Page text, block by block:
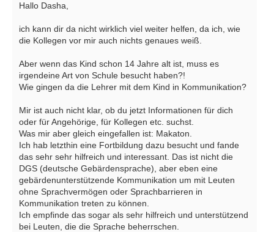
Hallo Dasha,
ich kann dir da nicht wirklich viel weiter helfen, da ich, wie
die Kollegen vor mir auch nichts genaues weiß.
Aber wenn das Kind schon 14 Jahre alt ist, muss es
irgendeine Art von Schule besucht haben?!
Wie gingen da die Lehrer mit dem Kind in Kommunikation?
Mir ist auch nicht klar, ob du jetzt Informationen für dich
oder für Angehörige, für Kollegen etc. suchst.
Was mir aber gleich eingefallen ist: Makaton.
Ich hab letzthin eine Fortbildung dazu besucht und fande
das sehr sehr hilfreich und interessant. Das ist nicht die
DGS (deutsche Gebärdensprache), aber eben eine
gebärdenunterstützende Kommunikation um mit Leuten
ohne Sprachvermögen oder Sprachbarrieren in
Kommunikation treten zu können.
Ich empfinde das sogar als sehr hilfreich und unterstützend
bei Leuten, die die Sprache beherrschen.